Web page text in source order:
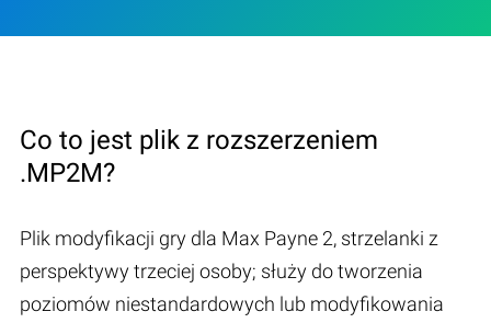
Co to jest plik z rozszerzeniem
.MP2M?
Plik modyfikacji gry dla Max Payne 2, strzelanki z
perspektywy trzeciej osoby; służy do tworzenia
poziomów niestandardowych lub modyfikowania